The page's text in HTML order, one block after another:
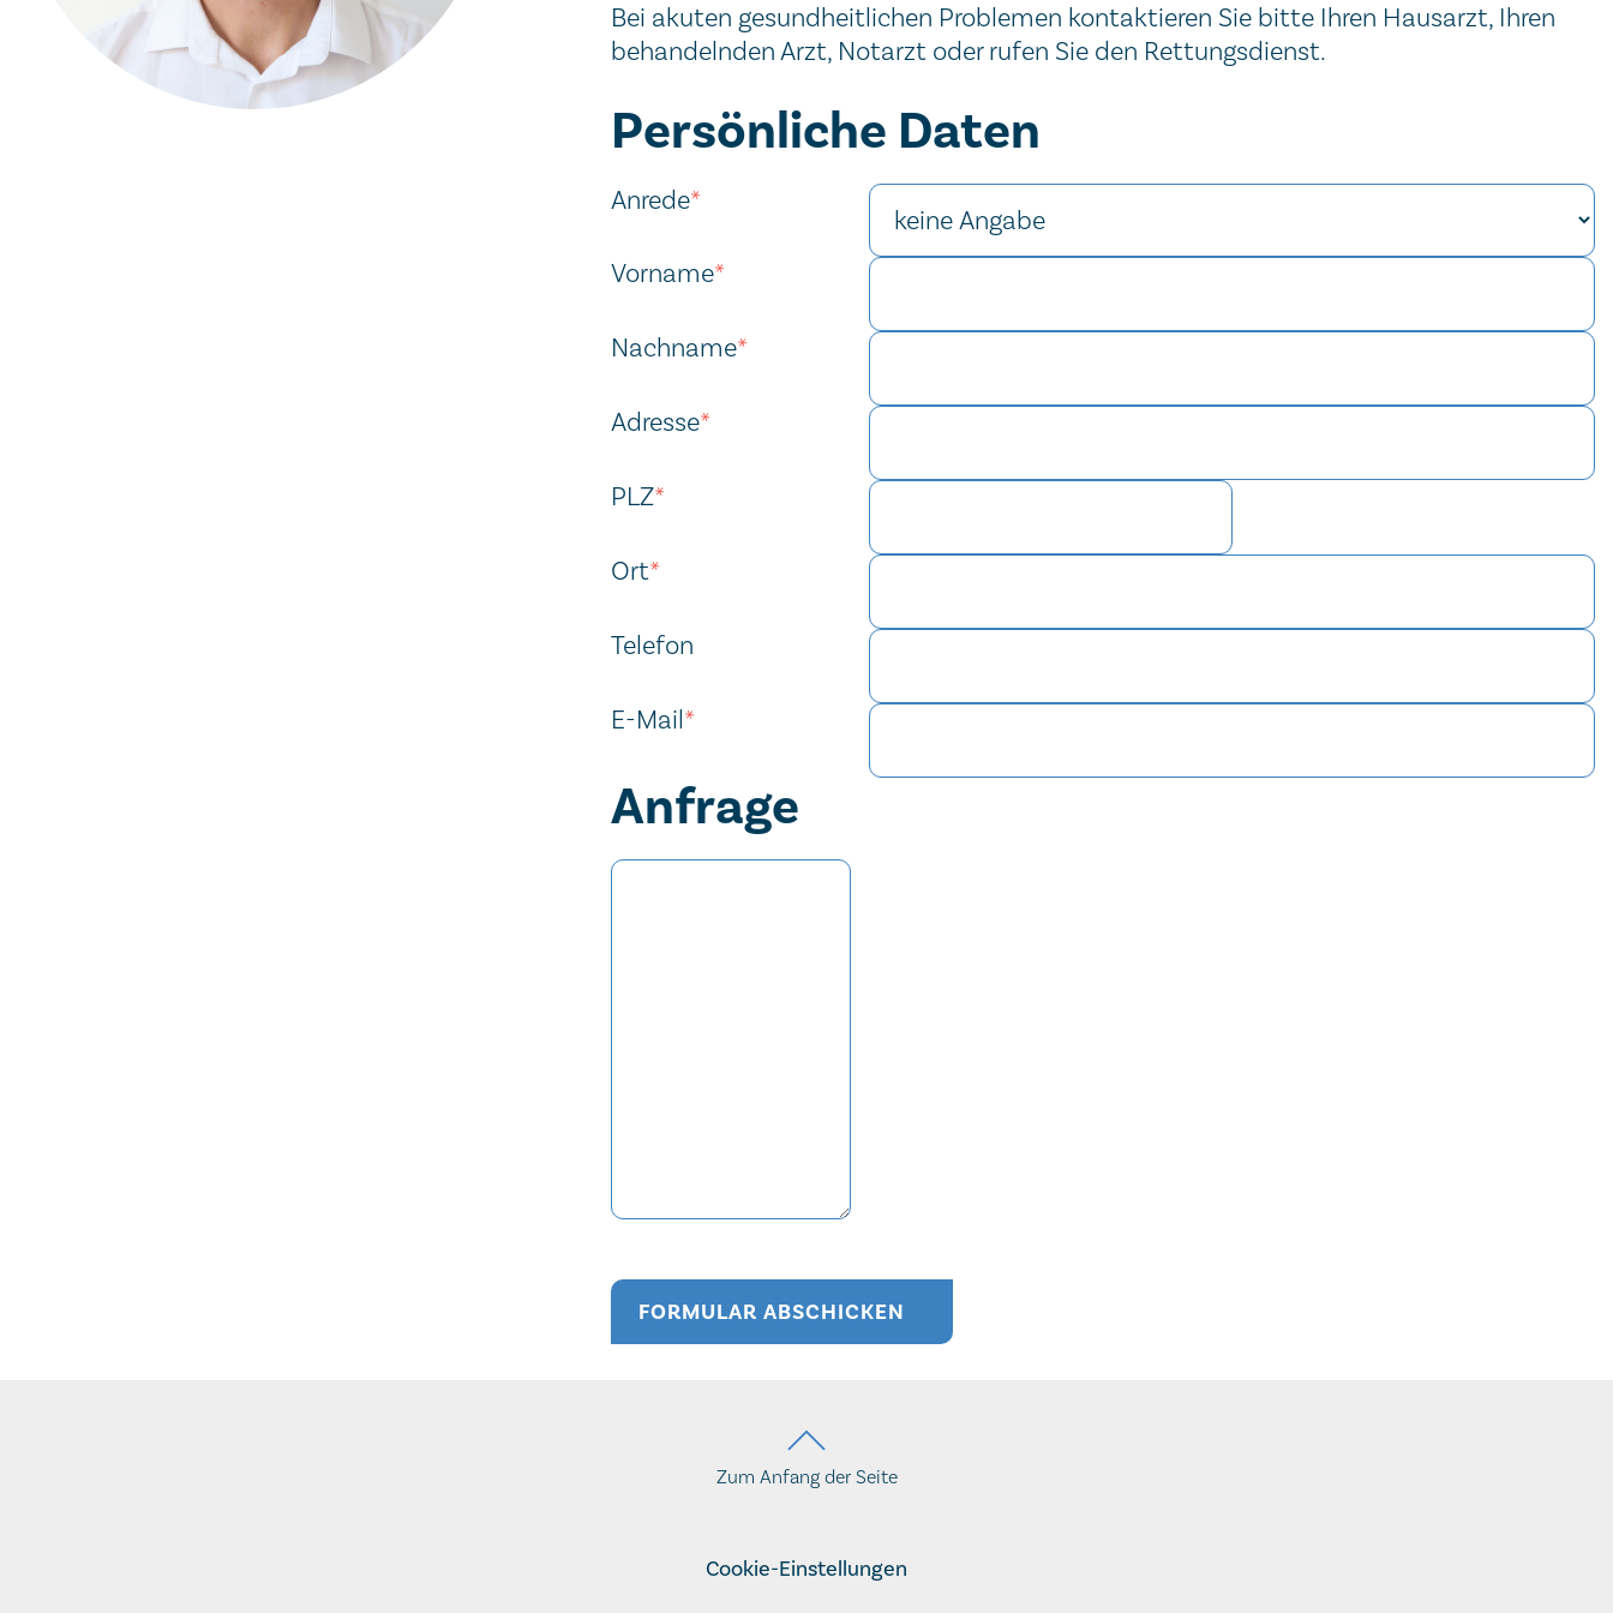
Bei akuten gesundheitlichen Problemen kontaktieren Sie bitte Ihren Hausarzt, Ihren
behandelnden Arzt, Notarzt oder rufen Sie den Rettungsdienst.
Kontaktformular
Persönliche Daten
Anrede*
Vorname*
Nachname*
Adresse*
PLZ*
Ort*
Telefon
E-Mail*
Anfrage
FORMULAR ABSCHICKEN
Zum Anfang der Seite
Cookie-Einstellungen